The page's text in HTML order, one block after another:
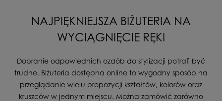
NAJPIĘKNIEJSZA BIŻUTERIA NA
WYCIĄGNIĘCIE RĘKI
Dobranie odpowiednich ozdób do stylizacji potrafi być
trudne. Biżuteria dostępna online to wygodny sposób na
przeglądanie wielu propozycji kształtów, kolorów oraz
kruszców w jednym miejscu. Można zamówić zarówno